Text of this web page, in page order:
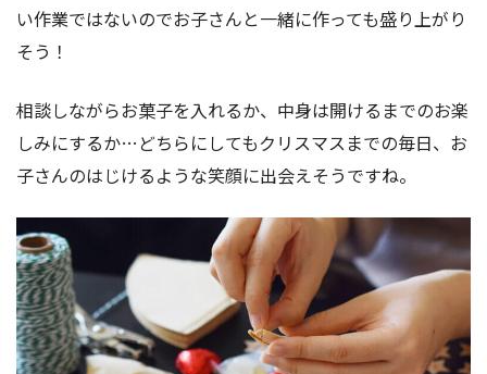
い作業ではないのでお子さんと一緒に作っても盛り上がり
そう！
相談しながらお菓子を入れるか、中身は開けるまでのお楽
しみにするか…どちらにしてもクリスマスまでの毎日、お
子さんのはじけるような笑顔に出会えそうですね。